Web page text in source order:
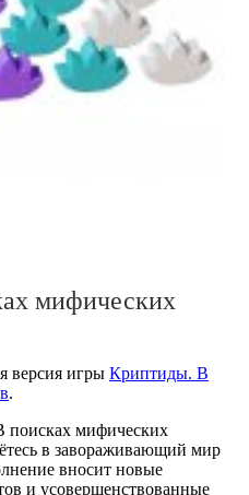
мифических
версия игры Криптиды. В
.
мифических
в завораживающий мир
вносит новые
и усовершенствованные